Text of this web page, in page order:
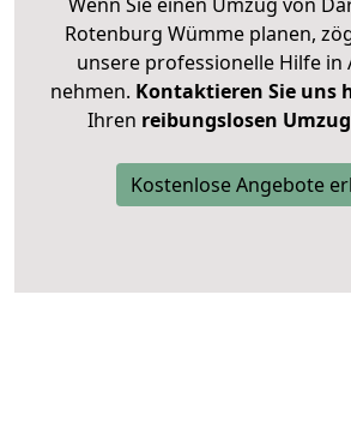
Rotenburg Wümme planen,
unsere professionelle Hilfe in
nehmen. Kontaktieren Sie uns
Ihren reibungslosen Umzug
Kostenlose Angebote